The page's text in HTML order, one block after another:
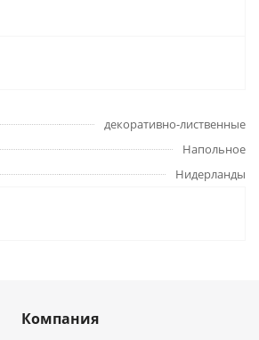
декоративно-лиственные
Напольное
Нидерланды
Компания